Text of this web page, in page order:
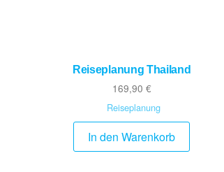
Reiseplanung Thailand
169,90 €
Reiseplanung
In den Warenkorb